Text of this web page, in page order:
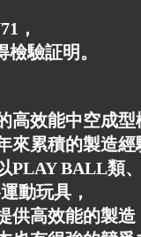
，
驗証明。
高效能中空成型
來累積的製造經
PLAY BALL類
動玩具，
供高效能的製造